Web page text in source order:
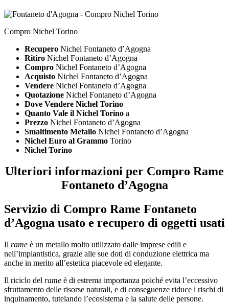
Compro Nichel Torino
Recupero Nichel Fontaneto d’Agogna
Ritiro Nichel Fontaneto d’Agogna
Compro Nichel Fontaneto d’Agogna
Acquisto Nichel Fontaneto d’Agogna
Vendere Nichel Fontaneto d’Agogna
Quotazione Nichel Fontaneto d’Agogna
Dove Vendere Nichel Torino
Quanto Vale il Nichel Torino a
Prezzo Nichel Fontaneto d’Agogna
Smaltimento Metallo Nichel Fontaneto d’Agogna
Nichel Euro al Grammo Torino
Nichel Torino
Ulteriori informazioni per Compro Rame
Fontaneto d’Agogna
Servizio di Compro Rame Fontaneto
d’Agogna usato e recupero di oggetti usati
Il rame è un metallo molto utilizzato dalle imprese edili e
nell’impiantistica, grazie alle sue doti di conduzione elettrica ma
anche in merito all’estetica piacevole ed elegante.
Il riciclo del rame è di estrema importanza poiché evita l’eccessivo
sfruttamento delle risorse naturali, e di conseguenze riduce i rischi di
inquinamento, tutelando l’ecosistema e la salute delle persone.